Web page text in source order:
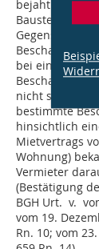
bejaht
Gegenstand
bei einer
nicht schon
bestimmte
hinsichtlich
Mietvertrags
Wohnung)
Vermieter
(Bestätigung
BGH Urt. v.
vom 19.
Rn. 10; vom